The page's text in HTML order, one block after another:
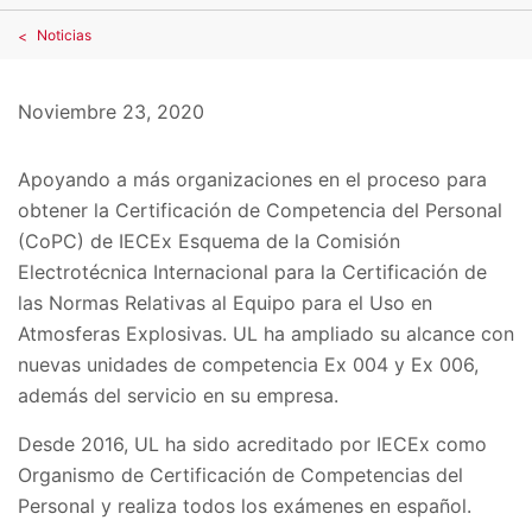
Noticias
Noviembre 23, 2020
Apoyando a más organizaciones en el proceso para
obtener la Certificación de Competencia del Personal
(CoPC) de IECEx Esquema de la Comisión
Electrotécnica Internacional para la Certificación de
las Normas Relativas al Equipo para el Uso en
Atmosferas Explosivas. UL ha ampliado su alcance con
nuevas unidades de competencia Ex 004 y Ex 006,
además del servicio en su empresa.
Desde 2016, UL ha sido acreditado por IECEx como
Organismo de Certificación de Competencias del
Personal y realiza todos los exámenes en español.